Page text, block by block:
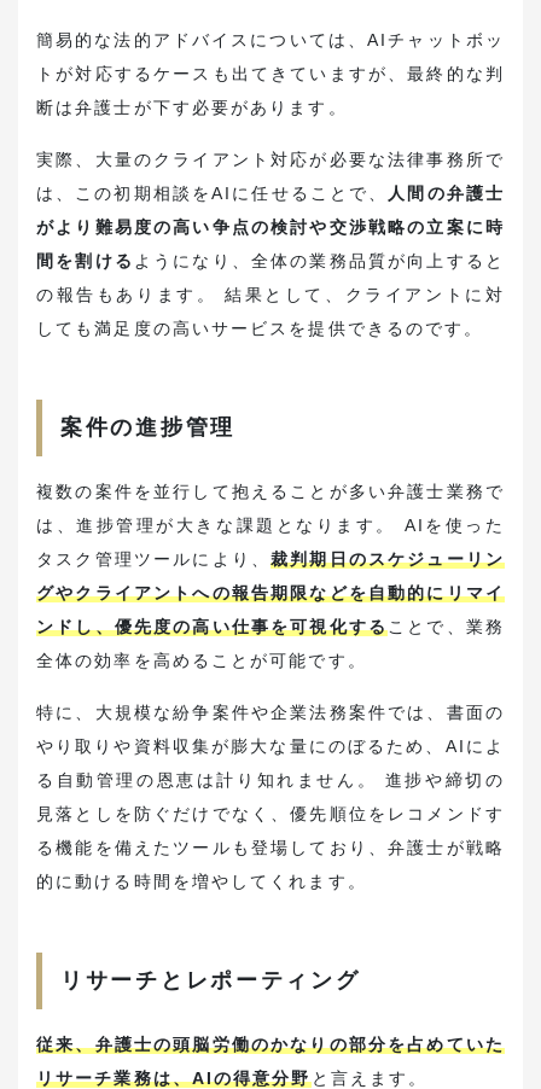
簡易的な法的アドバイスについては、AIチャットボッ
トが対応するケースも出てきていますが、最終的な判
断は弁護士が下す必要があります。
実際、大量のクライアント対応が必要な法律事務所で
は、この初期相談をAIに任せることで、
人間の弁護士
がより難易度の高い争点の検討や交渉戦略の立案に時
間を割ける ようになり、全体の業務品質が向上すると
の報告もあります。 結果として、クライアントに対
しても満足度の高いサービスを提供できるのです。
案件の進捗管理
複数の案件を並行して抱えることが多い弁護士業務で
は、進捗管理が大きな課題となります。 AIを使った
タスク管理ツールにより、裁判期日のスケジューリン
グやクライアントへの報告期限などを自動的にリマイ
ンドし、優先度の高い仕事を可視化することで、業務
全体の効率を高めることが可能です。
特に、大規模な紛争案件や企業法務案件では、書面の
やり取りや資料収集が膨大な量にのぼるため、AIによ
る自動管理の恩恵は計り知れません。 進捗や締切の
見落としを防ぐだけでなく、優先順位をレコメンドす
る機能を備えたツールも登場しており、弁護士が戦略
的に動ける時間を増やしてくれます。
リサーチとレポーティング
従来、弁護士の頭脳労働のかなりの部分を占めていた
リサーチ業務は、AIの得意分野と言えます。